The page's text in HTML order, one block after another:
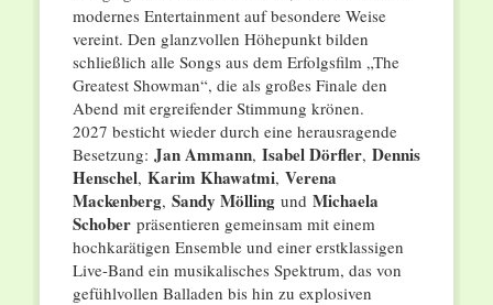
modernes Entertainment auf besondere Weise
vereint. Den glanzvollen Höhepunkt bilden
schließlich alle Songs aus dem Erfolgsfilm „The
Greatest Showman“, die als großes Finale den
Abend mit ergreifender Stimmung krönen.
2027 besticht wieder durch eine herausragende
Besetzung: Jan Ammann, Isabel Dörfler, Dennis
Henschel, Karim Khawatmi, Verena
Mackenberg, Sandy Mölling und Michaela
Schoberpräsentieren gemeinsam mit einem
hochkarätigen Ensemble und einer erstklassigen
Live-Band ein musikalisches Spektrum, das von
gefühlvollen Balladen bis hin zu explosiven